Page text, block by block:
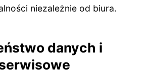
niezależnie od biura.
danych i